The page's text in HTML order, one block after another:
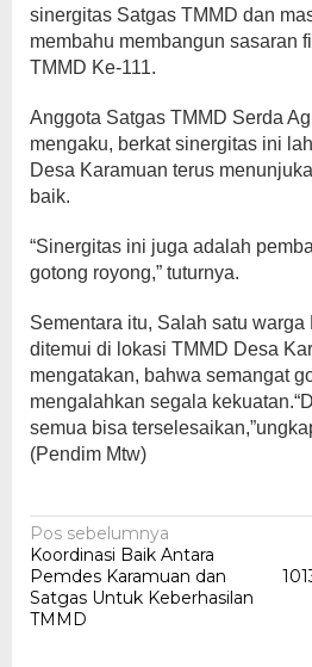
sinergitas Satgas TMMD dan
membahu membangun sasaran
TMMD Ke-111.
Anggota Satgas TMMD Serda
mengaku, berkat sinergitas ini
Desa Karamuan terus
baik.
“Sinergitas ini juga adalah
gotong royong,” tuturnya.
Sementara itu, Salah satu
ditemui di lokasi TMMD Desa
mengatakan, bahwa semangat
mengalahkan segala
semua bisa
(Pendim Mtw)
Navigasi
pos
Pos sebelumnya
Koordinasi Baik Antara
Pemdes Karamuan dan
Satgas Untuk Keberhasilan
TMMD